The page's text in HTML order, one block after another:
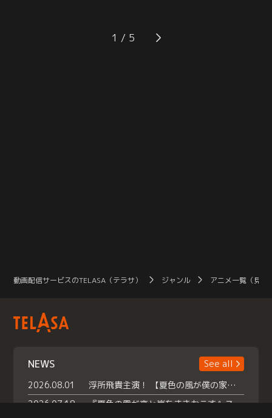
をずっと見ている事に気付いて訝し
む。この後も新一は蘭をひいきする
を見に行き、停車中のバンの中で運
転手が園児の写真を撮り、ニタリと
1
動画配信サービスのTELASA（テラサ） ジャンル アニメ一覧（見放
NEWS
See all
2026.08.01
浮所飛貴主演！ 【夏色の風が僕の家にやってきた】 本日よりテラサで独占配信スタート！
2026.07.18
『夏色の雲が恋と嵐をまきおこす』スペシャルメイキング 【Part1】2026年７月18日（土）23時30分～配信スタート！話題のシーンの裏側を大公開！豪華キャスト大集合！ 『武宮家 真夏の家族会議』開催！